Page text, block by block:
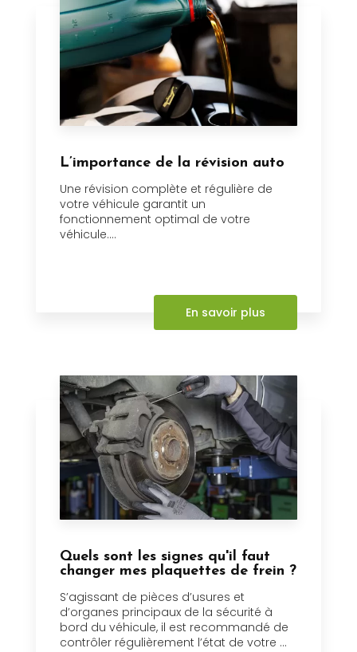
L’importance de la révision auto
Une révision complète et régulière de
votre véhicule garantit un
fonctionnement optimal de votre
véhicule....
En savoir plus
Quels sont les signes qu'il faut
changer mes plaquettes de frein ?
S’agissant de pièces d’usures et
d’organes principaux de la sécurité à
bord du véhicule, il est recommandé de
contrôler régulièrement l’état de votre ...